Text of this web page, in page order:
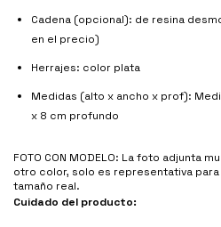
Cadena (opcional): de resina
en el precio)
Herrajes: color plata
Medidas (alto x ancho x prof):
x 8 cm profundo
FOTO CON MODELO: La foto adjunta
otro color, solo es representativa
tamaño real.
Cuidado del producto: